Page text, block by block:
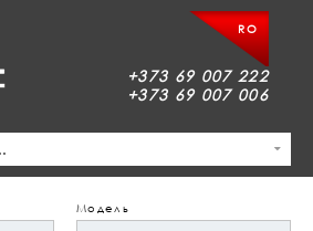
RO
+373 69 007 222
+373 69 007 006
Модель